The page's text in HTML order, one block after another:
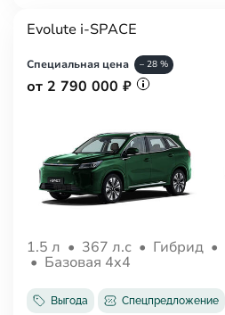
Evolute i-SPACE
Специальная цена – 28 %
от 2 790 000 ₽
1.5 л • 367 л.с • Гибрид •
• Базовая 4x4
Выгода Спецпредложение